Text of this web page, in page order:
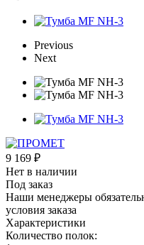
Previous
Next
9 169 ₽
Нет в наличии
Под заказ
Наши менеджеры
условия заказа
Характеристики
Количество полок: